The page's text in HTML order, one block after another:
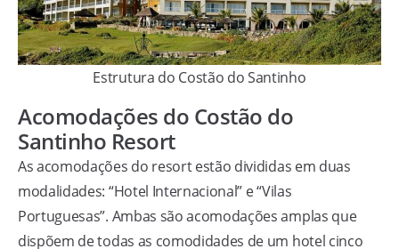
Estrutura do Costão do Santinho
Acomodações do Costão do
Santinho Resort
As acomodações do resort estão divididas em duas
modalidades: “Hotel Internacional” e “Vilas
Portuguesas”. Ambas são acomodações amplas que
dispõem de todas as comodidades de um hotel cinco